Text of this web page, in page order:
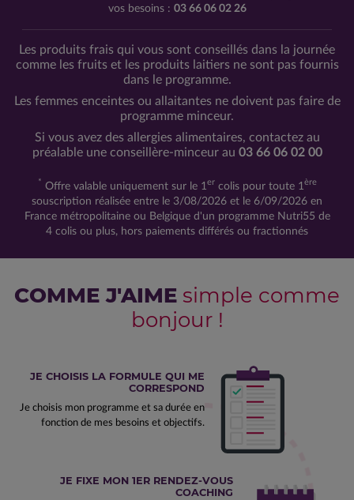
vos besoins : 03 66 06 02 26
Les produits frais qui vous sont conseillés dans la journée
comme les fruits et les produits laitiers ne sont pas fournis
dans le programme.
Les femmes enceintes ou allaitantes ne doivent pas faire de
programme minceur.
Si vous avez des allergies alimentaires, contactez au
préalable une conseillère-minceur au 03 66 06 02 00
* Offre valable uniquement sur le 1 er colis pour toute 1 ère
souscription réalisée entre le 3/08/2026 et le 6/09/2026 en
France métropolitaine ou Belgique d'un programme Nutri55 de
4 colis ou plus, hors paiements différés ou fractionnés
COMME J'AIME simple comme
bonjour !
JE CHOISIS LA FORMULE QUI ME
CORRESPOND
Je choisis mon programme et sa durée en
fonction de mes besoins et objectifs.
JE FIXE MON 1ER RENDEZ-VOUS
COACHING